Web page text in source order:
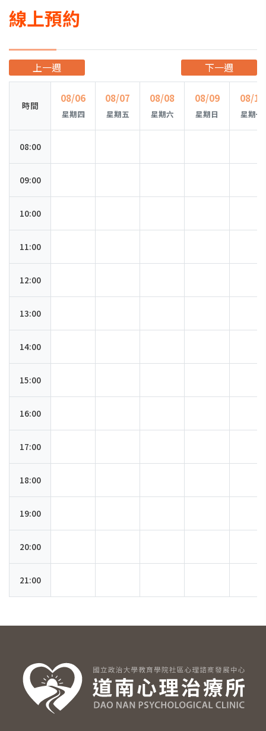
線上預約
上一週 下一週
時間
08/06
星期四
08/07
星期五
08/08
星期六
08/09
星期日
08/10
星期一
08:00
09:00
10:00
11:00
12:00
13:00
14:00
15:00
16:00
17:00
18:00
19:00
20:00
21:00